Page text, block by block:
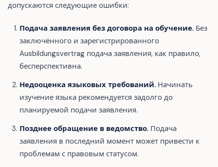
допускаются следующие ошибки:
Подача заявления без договора на обучение. Без
заключённого и зарегистрированного
Ausbildungsvertrag подача заявления, как правило,
бесперспективна.
Недооценка языковых требований. Начинать
изучение языка рекомендуется задолго до
планируемой подачи заявления.
Позднее обращение в ведомство. Подача
заявления в последний момент может привести к
проблемам с правовым статусом.